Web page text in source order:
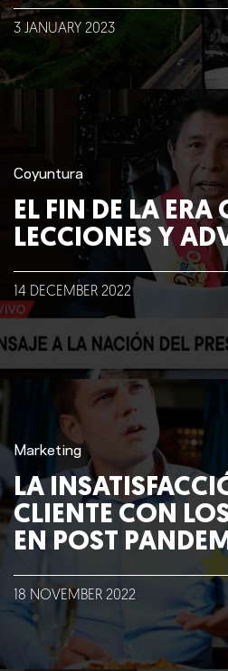
Nosotros
Clientes
Lo que hacemos
Blog
Talento
Conversemos
3 JANUARY 2023
Coyuntura
EL FIN DE LA ERA
LECCIONES Y
14 DECEMBER 2022
Marketing
LA
CLIENTE CON
EN POST
18 NOVEMBER 2022